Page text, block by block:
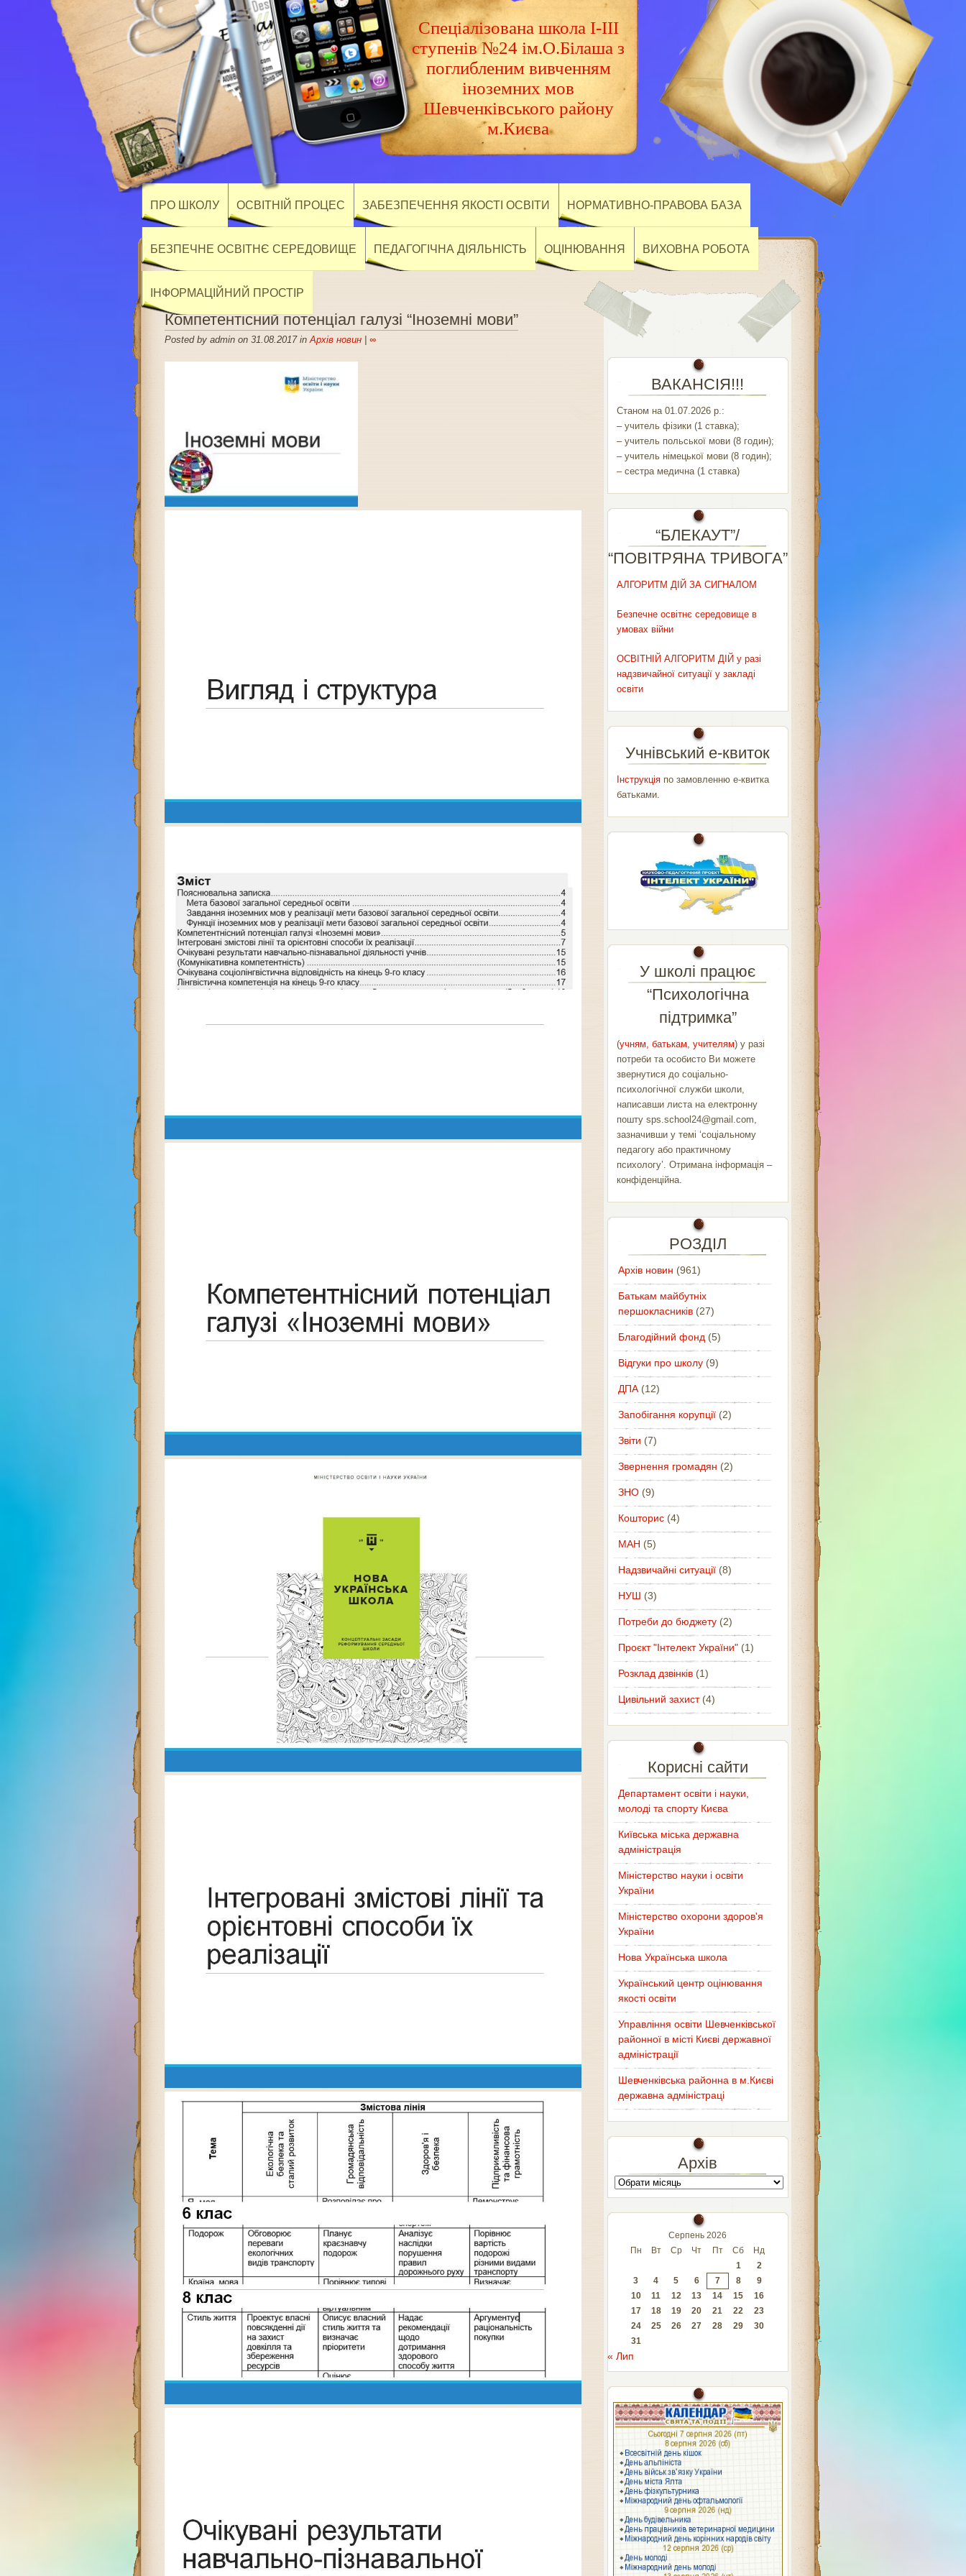
Спеціалізована школа І-ІІІ
ступенів №24 ім.О.Білаша з
поглибленим вивченням
іноземних мов
Шевченківського району
м.Києва
ПРО ШКОЛУ ОСВІТНІЙ ПРОЦЕС ЗАБЕЗПЕЧЕННЯ ЯКОСТІ ОСВІТИ НОРМАТИВНО-ПРАВОВА БАЗА
БЕЗПЕЧНЕ ОСВІТНЄ СЕРЕДОВИЩЕ ПЕДАГОГІЧНА ДІЯЛЬНІСТЬ ОЦІНЮВАННЯ ВИХОВНА РОБОТА
ІНФОРМАЦІЙНИЙ ПРОСТІР
Компетентісний потенціал галузі “Іноземні мови”
Posted by admin on 31.08.2017 inАрхів новин| ∞
ВАКАНСІЯ!!!
Станом на 01.07.2026 р.:
– учитель фізики (1 ставка);
– учитель польської мови (8 годин);
– учитель німецької мови (8 годин);
– сестра медична (1 ставка)
“БЛЕКАУТ”/
“ПОВІТРЯНА ТРИВОГА”
АЛГОРИТМ ДІЙ ЗА СИГНАЛОМ
Безпечне освітнє середовище в
умовах війни
ОСВІТНІЙ АЛГОРИТМ ДІЙ у разі
надзвичайної ситуації у закладі
освіти
Учнівський е-квиток
Інструкціяпо замовленню е-квитка
батьками.
У школі працює
“Психологічна
підтримка”
(учням, батькам, учителям) у разі
потреби та особисто Ви можете
звернутися до соціально-
психологічної служби школи,
написавши листа на електронну
пошту sps.school24@gmail.com,
зазначивши у темі ‘соціальному
педагогу або практичному
психологу’. Отримана інформація –
конфіденційна.
РОЗДІЛ
Архів новин (961)
Батькам майбутніх
першокласників(27)
Благодійний фонд (5)
Відгуки про школу(9)
ДПА(12)
Запобігання корупції(2)
Звіти (7)
Звернення громадян (2)
ЗНО(9)
Кошторис(4)
МАН (5)
Надзвичайні ситуації(8)
НУШ (3)
Потреби до бюджету(2)
Проєкт "Інтелект України"(1)
Розклад дзвінків(1)
Цивільний захист(4)
Корисні сайти
Департамент освіти і науки,
молоді та спорту Києва
Київська міська державна
адміністрація
Міністерство науки і освіти
України
Міністерство охорони здоров'я
України
Нова Українська школа
Український центр оцінювання
якості освіти
Управління освіти Шевченківської
районної в місті Києві державної
адміністрації
Шевченківська районна в м.Києві
державна адміністраці
Архів
Серпень 2026
Пн
Вт Ср Чт Пт Сб
Нд
1
2
3
4 5 6 7 8
9
10
11 12 13 14 15
16
17
18 19 20 21 22
23
24
25 26 27 28 29
30
31
« Лип